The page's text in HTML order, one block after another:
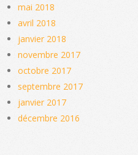
mai 2018
avril 2018
janvier 2018
novembre 2017
octobre 2017
septembre 2017
janvier 2017
décembre 2016